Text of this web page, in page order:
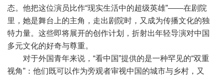
态。他把这位演员比作“现实生活中的超级英雄”——在剧院
里，她是舞台上的主角，走出剧院时，又成为传播文化的独
特力量。这些即将展开的创作计划，折射出年轻导演对中国
多元文化的好奇与尊重。
对于外国青年来说，“看中国”提供的是一种罕见的“双重
视角”：他们既可以作为旁观者审视中国的城市与乡村，又